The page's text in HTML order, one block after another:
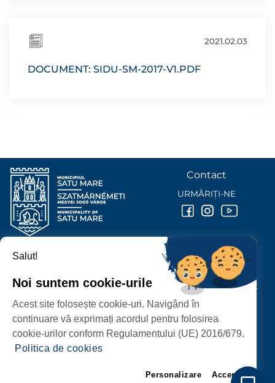
2021.02.03
DOCUMENT: SIDU-SM-2017-V1.PDF
PROTECȚIA DATELOR PERSONALE
PRIMĂRIA MUNICIPIULUI
P-ȚA 25 OCTOMBRIE, NR. 1 CORP M, 440026 SATU MARE
Contact
URMĂRIȚI-NE
Salut!
Noi suntem cookie-urile
Acest site folosește cookie-uri. Navigând în
continuare vă exprimați acordul pentru folosirea
cookie-urilor conform Regulamentului (UE) 2016/679.
Politica de cookies
Personalizare Accept